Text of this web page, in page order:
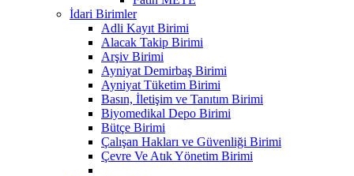
İdari Birimler
Adli Kayıt Birimi
Alacak Takip Birimi
Arşiv Birimi
Ayniyat Demirbaş Birimi
Ayniyat Tüketim Birimi
Basın, İletişim ve Tanıtım Birimi
Biyomedikal Depo Birimi
Bütçe Birimi
Çalışan Hakları ve Güvenliği Birimi
Çevre Ve Atık Yönetim Birimi